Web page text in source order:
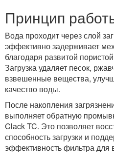
Принцип
Вода проходит через слой
эффективно задерживает
благодаря развитой
Загрузка удаляет песок,
взвешенные вещества,
качество воды.
После накопления
выполняет обратную
Clack TC. Это позволяет
способность загрузки и
эффективность фильтра для